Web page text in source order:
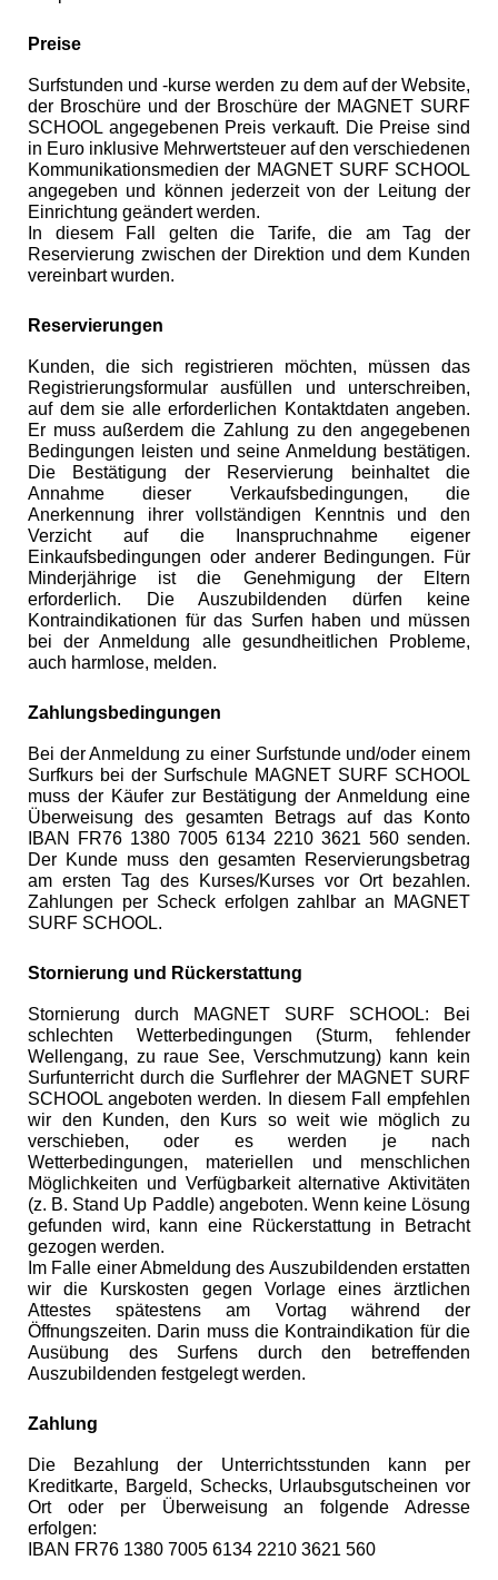
Preise
Surfstunden und -kurse werden zu dem auf der Website,
der Broschüre und der Broschüre der MAGNET SURF
SCHOOL angegebenen Preis verkauft. Die Preise sind
in Euro inklusive Mehrwertsteuer auf den verschiedenen
Kommunikationsmedien der MAGNET SURF SCHOOL
angegeben und können jederzeit von der Leitung der
Einrichtung geändert werden.
In diesem Fall gelten die Tarife, die am Tag der
Reservierung zwischen der Direktion und dem Kunden
vereinbart wurden.
Reservierungen
Kunden, die sich registrieren möchten, müssen das
Registrierungsformular ausfüllen und unterschreiben,
auf dem sie alle erforderlichen Kontaktdaten angeben.
Er muss außerdem die Zahlung zu den angegebenen
Bedingungen leisten und seine Anmeldung bestätigen.
Die Bestätigung der Reservierung beinhaltet die
Annahme dieser Verkaufsbedingungen, die
Anerkennung ihrer vollständigen Kenntnis und den
Verzicht auf die Inanspruchnahme eigener
Einkaufsbedingungen oder anderer Bedingungen. Für
Minderjährige ist die Genehmigung der Eltern
erforderlich. Die Auszubildenden dürfen keine
Kontraindikationen für das Surfen haben und müssen
bei der Anmeldung alle gesundheitlichen Probleme,
auch harmlose, melden.
Zahlungsbedingungen
Bei der Anmeldung zu einer Surfstunde und/oder einem
Surfkurs bei der Surfschule MAGNET SURF SCHOOL
muss der Käufer zur Bestätigung der Anmeldung eine
Überweisung des gesamten Betrags auf das Konto
IBAN FR76 1380 7005 6134 2210 3621 560 senden.
Der Kunde muss den gesamten Reservierungsbetrag
am ersten Tag des Kurses/Kurses vor Ort bezahlen.
Zahlungen per Scheck erfolgen zahlbar an MAGNET
SURF SCHOOL.
Stornierung und Rückerstattung
Stornierung durch MAGNET SURF SCHOOL: Bei
schlechten Wetterbedingungen (Sturm, fehlender
Wellengang, zu raue See, Verschmutzung) kann kein
Surfunterricht durch die Surflehrer der MAGNET SURF
SCHOOL angeboten werden. In diesem Fall empfehlen
wir den Kunden, den Kurs so weit wie möglich zu
verschieben, oder es werden je nach
Wetterbedingungen, materiellen und menschlichen
Möglichkeiten und Verfügbarkeit alternative Aktivitäten
(z. B. Stand Up Paddle) angeboten. Wenn keine Lösung
gefunden wird, kann eine Rückerstattung in Betracht
gezogen werden.
Im Falle einer Abmeldung des Auszubildenden erstatten
wir die Kurskosten gegen Vorlage eines ärztlichen
Attestes spätestens am Vortag während der
Öffnungszeiten. Darin muss die Kontraindikation für die
Ausübung des Surfens durch den betreffenden
Auszubildenden festgelegt werden.
Zahlung
Die Bezahlung der Unterrichtsstunden kann per
Kreditkarte, Bargeld, Schecks, Urlaubsgutscheinen vor
Ort oder per Überweisung an folgende Adresse
erfolgen:
IBAN FR76 1380 7005 6134 2210 3621 560